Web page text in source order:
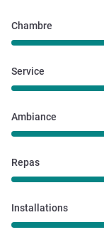
Enfin, un merci
compte nos
et malgré un
toujours notre
Chambre
Service
Ambiance
Repas
Installations